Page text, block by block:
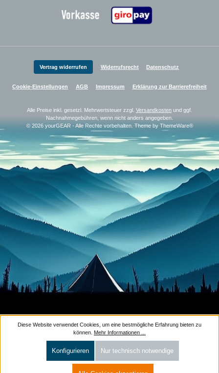
Zahlungsanbieter
Vertrag widerrufen Widerrufsrecht Datenschutz
Cookie-Einstellungen AGB Impressum Erklärung zur Barrierefreiheit
Alle Preise inkl. gesetzl. Mehrwertsteuer zzgl. Versandkosten und ggf.
Nachnahmegebühren, wenn nicht anders angegeben.
© 2026 yourGEAR - Alle Rechte vorbehalten. Theme by ThemeWare®
Diese Website verwendet Cookies, um eine bestmögliche Erfahrung bieten zu
können. Mehr Informationen ...
Nur technisch notwendige
Konfigurieren